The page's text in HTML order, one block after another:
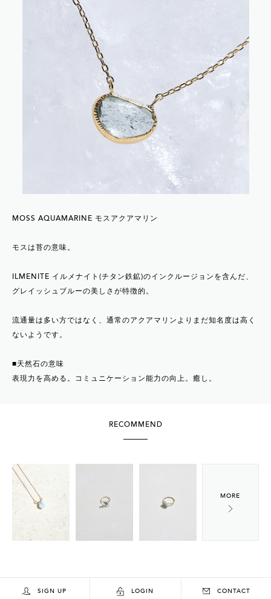
MOSS AQUAMARINE モスアクアマリン
モスは苔の意味。
ILMENITE イルメナイト(チタン鉄鉱)のインクルージョンを含んだ、
グレイッシュブルーの美しさが特徴的。
流通量は多い方ではなく、通常のアクアマリンよりまだ知名度は高く
ないようです。
■天然石の意味
表現力を高める。コミュニケーション能力の向上。癒し。
RECOMMEND
SIGN UP LOGIN CONTACT